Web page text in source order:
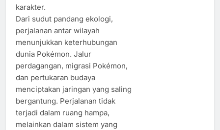
karakter.
Dari sudut pandang ekologi,
perjalanan antar wilayah
menunjukkan keterhubungan
dunia Pokémon. Jalur
perdagangan, migrasi Pokémon,
dan pertukaran budaya
menciptakan jaringan yang saling
bergantung. Perjalanan tidak
terjadi dalam ruang hampa,
melainkan dalam sistem yang